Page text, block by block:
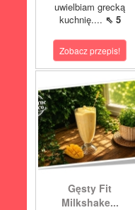
uwielbiam grecką
kuchnię.... ⇖ 5
Zobacz przepis!
Gęsty Fit
Milkshake...